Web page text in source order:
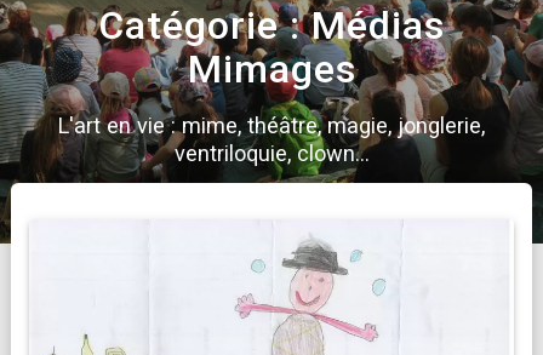
Catégorie :Médias
Mimages
L'art en vie : mime, théâtre, magie, jonglerie,
ventriloquie, clown...